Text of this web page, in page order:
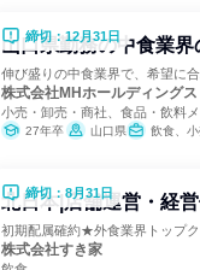
締切：12月31日
山口県勤務の中食業
伸び盛りの中食業界で、希望に
株式会社MHホールディングス
小売・卸売・商社、食品・飲料
27年卒 山口県 飲食、
締切：8月31日
北日本|店舗運営・経
初期配属確約★外食業界トップ
株式会社すき家